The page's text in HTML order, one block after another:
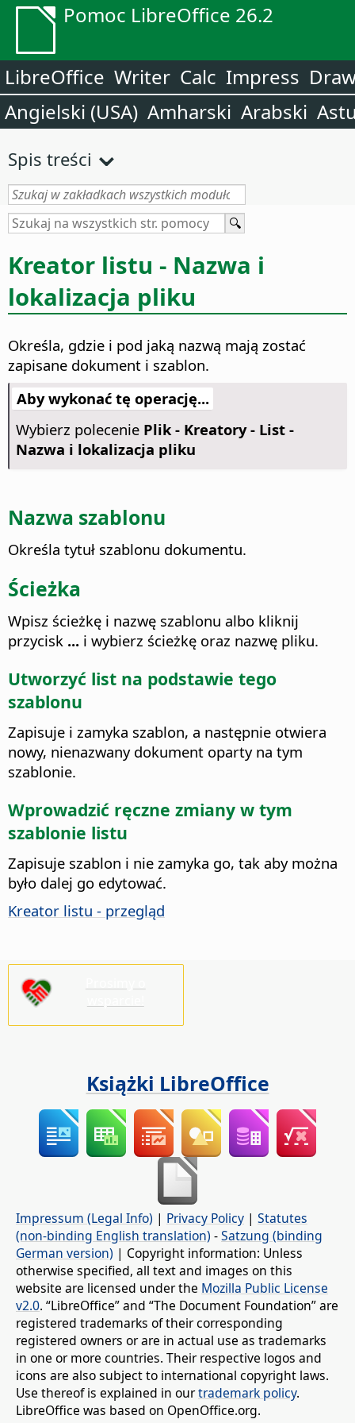
Pomoc LibreOffice 26.2
LibreOffice Writer Calc Impress
Angielski (USA) Amharski Arabski
Spis treści
Kreator listu - Nazwa i
lokalizacja pliku
Określa, gdzie i pod jaką nazwą mają zostać
zapisane dokument i szablon.
Aby wykonać tę operację...
Wybierz polecenie Plik - Kreatory - List -
Nazwa i lokalizacja pliku
Nazwa szablonu
Określa tytuł szablonu dokumentu.
Ścieżka
Wpisz ścieżkę i nazwę szablonu albo kliknij
przycisk ... i wybierz ścieżkę oraz nazwę pliku.
Utworzyć list na podstawie tego
szablonu
Zapisuje i zamyka szablon, a następnie otwiera
nowy, nienazwany dokument oparty na tym
szablonie.
Wprowadzić ręczne zmiany w tym
szablonie listu
Zapisuje szablon i nie zamyka go, tak aby można
było dalej go edytować.
Kreator listu - przegląd
Książki LibreOffice
Impressum (Legal Info) | Privacy Policy | Statutes
(non-binding English translation) -Satzung (binding
German version) | Copyright information: Unless
otherwise specified, all text and images on this
website are licensed under the Mozilla Public License
v2.0. “LibreOffice” and “The Document Foundation” are
registered trademarks of their corresponding
registered owners or are in actual use as trademarks
in one or more countries. Their respective logos and
icons are also subject to international copyright laws.
Use thereof is explained in ourtrademark policy.
LibreOffice was based on OpenOffice.org.